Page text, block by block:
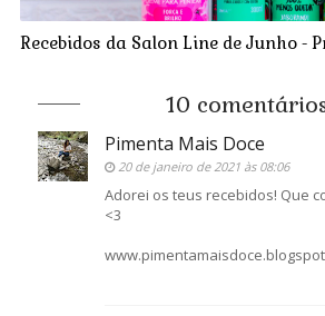
Recebidos da Salon Line de Junho -
10
Pimenta Mais Doce
20 de janeiro de 2021 às 08:06
Adorei os teus recebidos! Que
<3